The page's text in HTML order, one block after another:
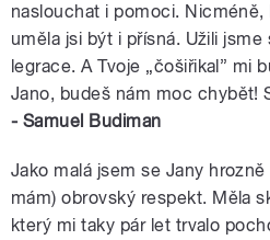
naslouchat i pomoci.
uměla jsi být i přísná. Užili jsme
legrace. A Tvoje „čošiřikal” mi
Jano, budeš nám moc chybět!
- Samuel Budiman
Jako malá jsem se Jany
mám) obrovský respekt. Měla
který mi taky pár let trvalo